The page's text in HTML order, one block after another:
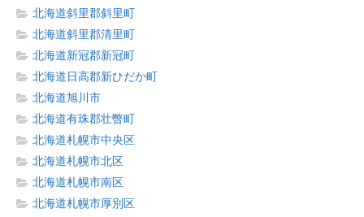
北海道斜里郡斜里町
北海道斜里郡清里町
北海道新冠郡新冠町
北海道日高郡新ひだか町
北海道旭川市
北海道有珠郡壮瞥町
北海道札幌市中央区
北海道札幌市北区
北海道札幌市南区
北海道札幌市厚別区